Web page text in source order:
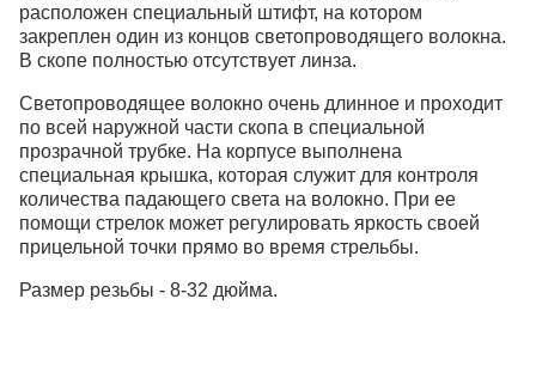
расположен специальный штифт, на котором
закреплен один из концов светопроводящего волокна.
В скопе полностью отсутствует линза.
Светопроводящее волокно очень длинное и проходит
по всей наружной части скопа в специальной
прозрачной трубке. На корпусе выполнена
специальная крышка, которая служит для контроля
количества падающего света на волокно. При ее
помощи стрелок может регулировать яркость своей
прицельной точки прямо во время стрельбы.
Размер резьбы - 8-32 дюйма.